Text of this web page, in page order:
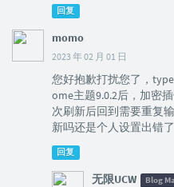
回复
momo
2023 年 02 月 01 日
您好抱歉打扰您了，
ome主题9.0.2后，加密
次刷新后回到需要重复
新吗还是个人设置出错了
回复
无限UCW Blog